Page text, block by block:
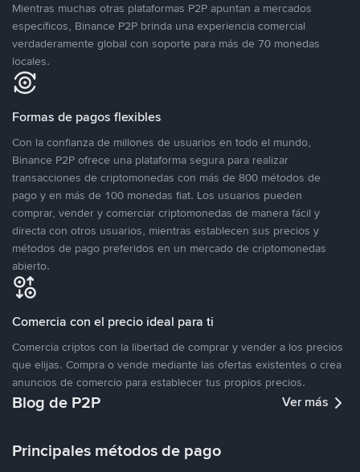
Mientras muchas otras plataformas P2P apuntan a mercados
específicos, Binance P2P brinda una experiencia comercial
verdaderamente global con soporte para más de 70 monedas
locales.
Formas de pagos flexibles
Con la confianza de millones de usuarios en todo el mundo,
Binance P2P ofrece una plataforma segura para realizar
transacciones de criptomonedas con más de 800 métodos de
pago y en más de 100 monedas fiat. Los usuarios pueden
comprar, vender y comerciar criptomonedas de manera fácil y
directa con otros usuarios, mientras establecen sus precios y
métodos de pago preferidos en un mercado de criptomonedas
abierto.
Comercia con el precio ideal para ti
Comercia criptos con la libertad de comprar y vender a los precios
que elijas. Compra o vende mediante las ofertas existentes o crea
anuncios de comercio para establecer tus propios precios.
Blog de P2P Ver más
Principales métodos de pago